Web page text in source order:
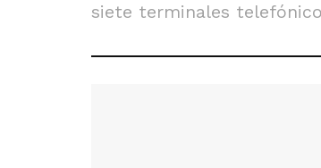
siete terminales